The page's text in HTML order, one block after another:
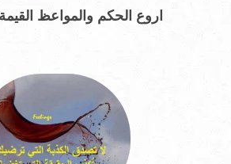
اروع الحكم والمواعظ